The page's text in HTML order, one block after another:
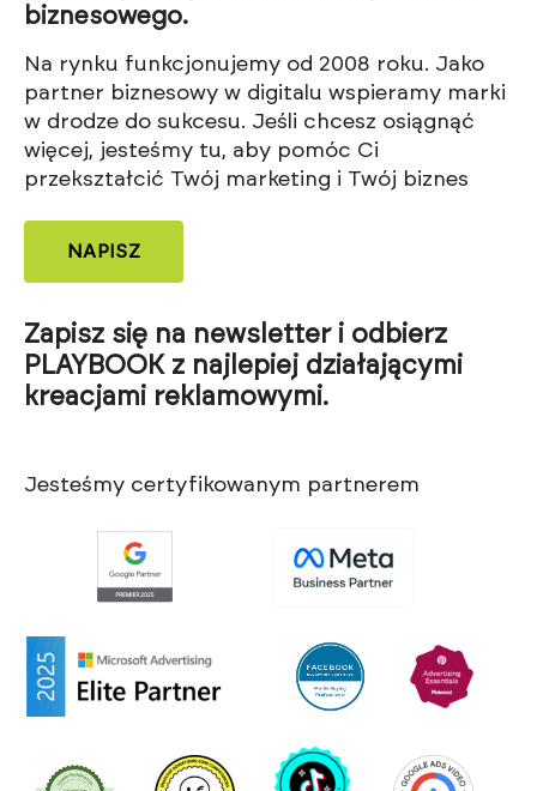
biznesowego.
Na rynku funkcjonujemy od 2008 roku. Jako
partner biznesowy w digitalu wspieramy marki
w drodze do sukcesu. Jeśli chcesz osiągnąć
więcej, jesteśmy tu, aby pomóc Ci
przekształcić Twój marketing i Twój biznes
NAPISZ
Zapisz się na newsletter i odbierz
PLAYBOOK z najlepiej działającymi
kreacjami reklamowymi.
Jesteśmy certyfikowanym partnerem